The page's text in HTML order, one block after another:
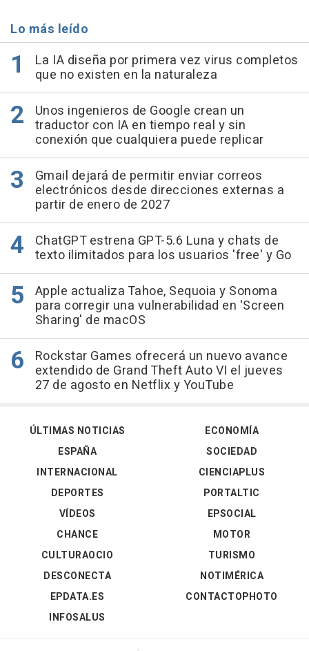
Lo más leído
La IA diseña por primera vez virus completos
que no existen en la naturaleza
Unos ingenieros de Google crean un
traductor con IA en tiempo real y sin
conexión que cualquiera puede replicar
Gmail dejará de permitir enviar correos
electrónicos desde direcciones externas a
partir de enero de 2027
ChatGPT estrena GPT-5.6 Luna y chats de
texto ilimitados para los usuarios 'free' y Go
Apple actualiza Tahoe, Sequoia y Sonoma
para corregir una vulnerabilidad en 'Screen
Sharing' de macOS
Rockstar Games ofrecerá un nuevo avance
extendido de Grand Theft Auto VI el jueves
27 de agosto en Netflix y YouTube
ÚLTIMAS NOTICIAS
ESPAÑA
INTERNACIONAL
DEPORTES
VÍDEOS
ECONOMÍA
SOCIEDAD
CIENCIAPLUS
PORTALTIC
EPSOCIAL
CHANCE
CULTURAOCIO
DESCONECTA
EPDATA.ES
INFOSALUS
MOTOR
TURISMO
NOTIMÉRICA
CONTACTOPHOTO